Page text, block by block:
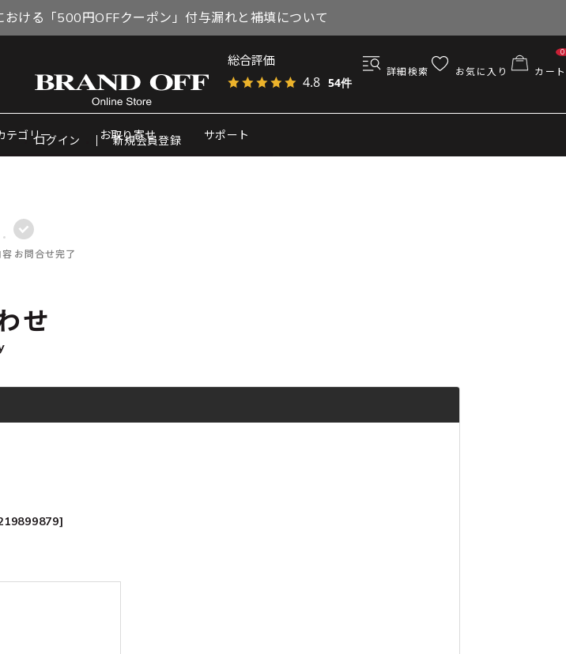
おける「500円OFFクーポン」付与漏れと補填について
総合評価
4.8 54件
詳細検索 お気に入り カート
0
テゴリー お取り寄せ サポート
ログイン 新規会員登録
容 お問合せ完了
せ